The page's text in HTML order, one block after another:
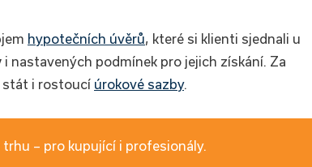
hypotečních úvěrů, které si klienti sjednali u
i nastavených podmínek pro jejich získání. Za
stát i rostoucí úrokové sazby.
– pro kupující i profesionály.